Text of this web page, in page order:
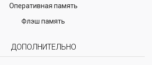
Оперативная память
Флэш память
ДОПОЛНИТЕЛЬНО